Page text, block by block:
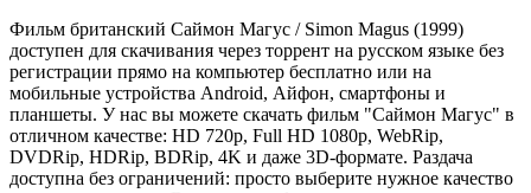
Фильм британский Саймон Магус / Simon Magus (1999)
доступен для скачивания через торрент на русском языке без
регистрации прямо на компьютер бесплатно или на
мобильные устройства Android, Айфон, смартфоны и
планшеты. У нас вы можете скачать фильм "Саймон Магус" в
отличном качестве: HD 720p, Full HD 1080p, WebRip,
DVDRip, HDRip, BDRip, 4K и даже 3D-формате. Раздача
доступна без ограничений: просто выберите нужное качество